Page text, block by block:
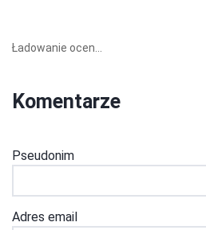
Ładowanie ocen...
Komentarze
Pseudonim
Adres email